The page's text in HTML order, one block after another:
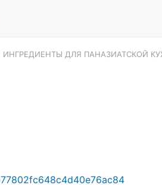
ИНГРЕДИЕНТЫ ДЛЯ ПАНАЗИАТСКОЙ